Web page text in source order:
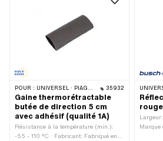
POUR : UNIVERSEL · PIAGGIO 35932
Gaine thermorétractable
butée de direction 5 cm
avec adhésif (qualité 1A)
Résistance à la température (min.):
-55 - 110 °C · Fabricant: Fabriqué en
Marque